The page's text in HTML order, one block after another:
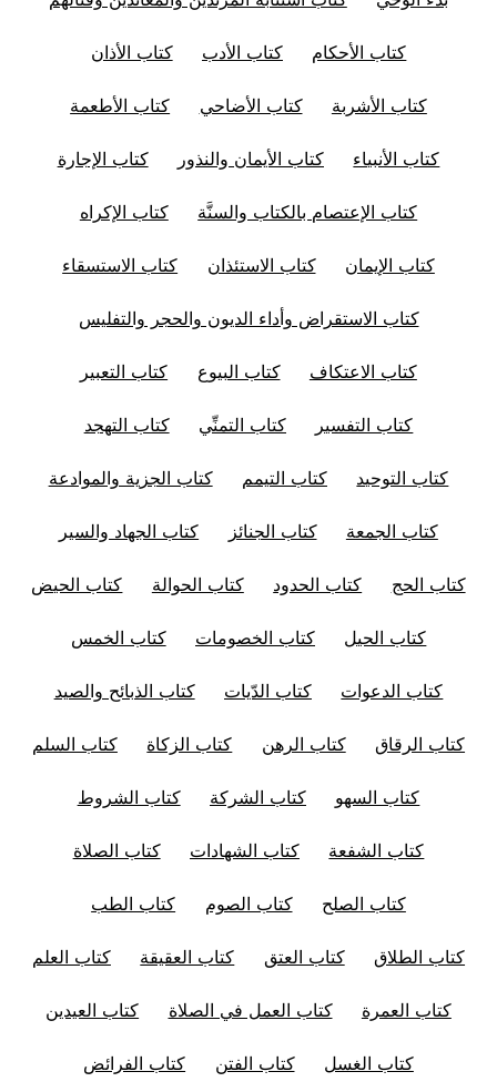
كتاب الأحكام كتاب الأدب كتاب الأذان
كتاب الأشربة كتاب الأضاحي كتاب الأطعمة
كتاب الأنبياء كتاب الأيمان والنذور كتاب الإجارة
كتاب الإعتصام بالكتاب والسنَّة كتاب الإكراه
كتاب الإيمان كتاب الاستئذان كتاب الاستسقاء
كتاب الاستقراض وأداء الديون والحجر والتفليس
كتاب الاعتكاف كتاب البيوع كتاب التعبير
كتاب التفسير كتاب التمنِّي كتاب التهجد
كتاب التوحيد كتاب التيمم كتاب الجزية والموادعة
كتاب الجمعة كتاب الجنائز كتاب الجهاد والسير
كتاب الحج كتاب الحدود كتاب الحوالة كتاب الحيض
كتاب الحيل كتاب الخصومات كتاب الخمس
كتاب الدعوات كتاب الدّيات كتاب الذبائح والصيد
كتاب الرقاق كتاب الرهن كتاب الزكاة كتاب السلم
كتاب السهو كتاب الشركة كتاب الشروط
كتاب الشفعة كتاب الشهادات كتاب الصلاة
كتاب الصلح كتاب الصوم كتاب الطب
كتاب الطلاق كتاب العتق كتاب العقيقة كتاب العلم
كتاب العمرة كتاب العمل في الصلاة كتاب العيدين
كتاب الغسل كتاب الفتن كتاب الفرائض